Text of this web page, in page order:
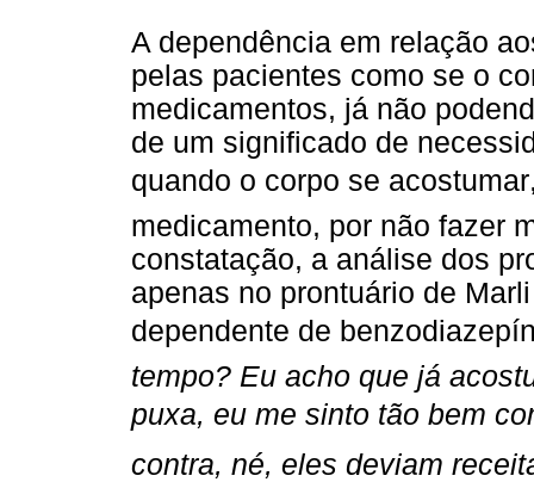
A dependência em relação
pelas pacientes como se o
medicamentos, já não
de um significado de
quando o corpo se
medicamento, por não fazer
constatação, a análise dos
apenas no prontuário de
dependente de
tempo? Eu acho que já
puxa, eu me sinto tão bem
contra, né, eles deviam